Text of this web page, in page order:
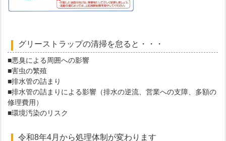
グリーストラップの清掃を怠ると・・・
■悪臭による周囲への影響
■害虫の繁殖
■排水管の詰まり
■排水管の詰まりによる影響（排水の逆流、営業への支障、多額の
修理費用）
■環境汚染のリスク
令和8年4月から処理体制が変わります